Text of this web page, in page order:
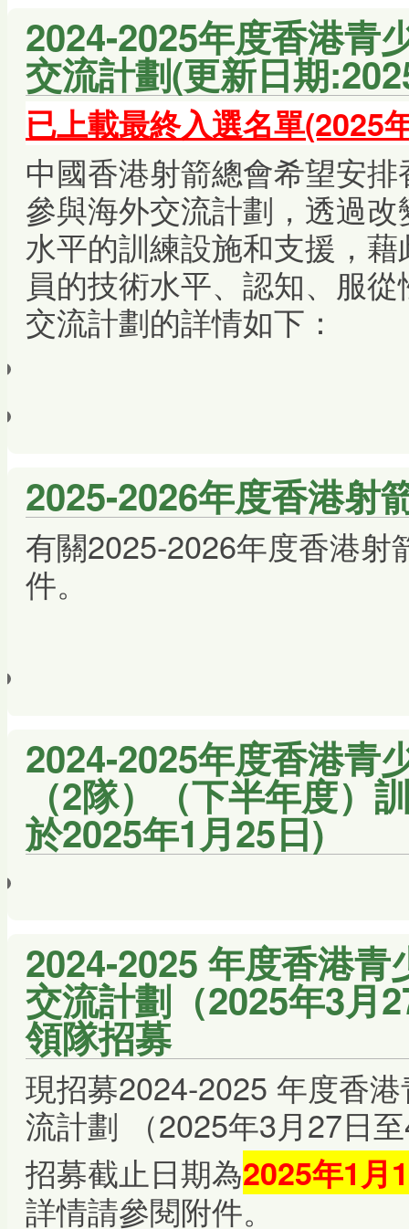
2024-2025年度香港青
交流計劃(更新日期
已上載最終入選名單(2025
中國香港射箭總會希望安
參與海外交流計劃，透過
水平的訓練設施和支援，
員的技術水平、認知、服
交流計劃的詳情如下：
2025-2026年度香港射
有關2025-2026年度香港射
件。
2024-2025年度香港青
（2隊）（下半年度）
於2025年1月25日)
2024-2025 年度香港
交流計劃（2025年3月
領隊招募
現招募2024-2025 年度香
流計劃 （2025年3月27日
招募截止日期為2025年1月
詳情請參閱附件。